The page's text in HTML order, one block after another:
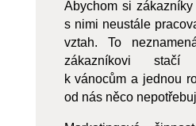
Abychom si
s nimi neustále
vztah. To
zákazníkovi
k vánocům a jednou
od nás něco